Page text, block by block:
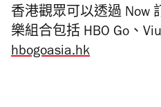
香港觀眾可以透過 Now
樂組合包括 HBO Go、
hbogoasia.hk